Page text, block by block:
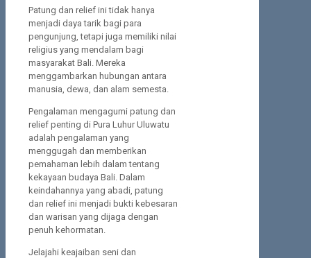
Patung dan relief ini tidak hanya
menjadi daya tarik bagi para
pengunjung, tetapi juga memiliki nilai
religius yang mendalam bagi
masyarakat Bali. Mereka
menggambarkan hubungan antara
manusia, dewa, dan alam semesta.
Pengalaman mengagumi patung dan
relief penting di Pura Luhur Uluwatu
adalah pengalaman yang
menggugah dan memberikan
pemahaman lebih dalam tentang
kekayaan budaya Bali. Dalam
keindahannya yang abadi, patung
dan relief ini menjadi bukti kebesaran
dan warisan yang dijaga dengan
penuh kehormatan.
Jelajahi keajaiban seni dan